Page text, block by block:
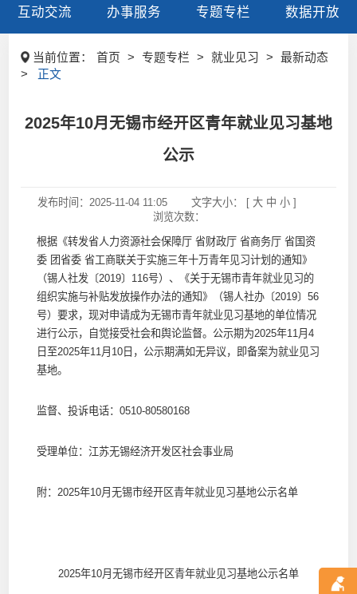
互动交流 办事服务 专题专栏 数据开放
当前位置： 首页 > 专题专栏 > 就业见习 >
最新动态
>
正文
2025年10月无锡市经开区青年就业见习基地
公示
发布时间： 2025-11-04 11:05 文字大小： [ 大 中 小]
浏览次数：
根据《转发省人力资源社会保障厅 省财政厅 省商务厅 省国资
委 团省委 省工商联关于实施三年十万青年见习计划的通知》
（锡人社发〔2019〕116号）、《关于无锡市青年就业见习的
组织实施与补贴发放操作办法的通知》（锡人社办〔2019〕56
号）要求，现对申请成为无锡市青年就业见习基地的单位情况
进行公示，自觉接受社会和舆论监督。公示期为2025年11月4
日至2025年11月10日，公示期满如无异议，即备案为就业见习
基地。
监督、投诉电话：0510-80580168
受理单位：江苏无锡经济开发区社会事业局
附：2025年10月无锡市经开区青年就业见习基地公示名单
2025年10月无锡市经开区青年就业见习基地公示名单